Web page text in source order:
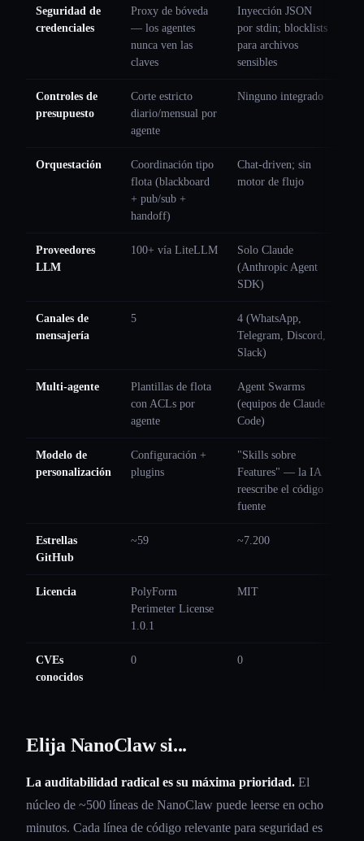
Seguridad de
credenciales
Proxy de bóveda
— los agentes
nunca ven las
claves
Inyección JSON
por stdin; blocklists
para archivos
sensibles
Controles de
presupuesto
Corte estricto
diario/mensual por
agente
Ninguno integrado
Orquestación
Coordinación tipo
flota (blackboard
+ pub/sub +
handoff)
Chat-driven; sin
motor de flujo
Proveedores
LLM
100+ vía LiteLLM
Solo Claude
(Anthropic Agent
SDK)
Canales de
mensajería
5
4 (WhatsApp,
Telegram, Discord,
Slack)
Multi-agente
Plantillas de flota
con ACLs por
agente
Agent Swarms
(equipos de Claude
Code)
Modelo de
personalización
Configuración +
plugins
"Skills sobre
Features" — la IA
reescribe el código
fuente
Estrellas
GitHub
~59 ~7.200
Licencia
PolyForm
Perimeter License
1.0.1
MIT
CVEs
conocidos
0 0
Elija NanoClaw si...
La auditabilidad radical es su máxima prioridad. El
núcleo de ~500 líneas de NanoClaw puede leerse en ocho
minutos. Cada línea de código relevante para seguridad es